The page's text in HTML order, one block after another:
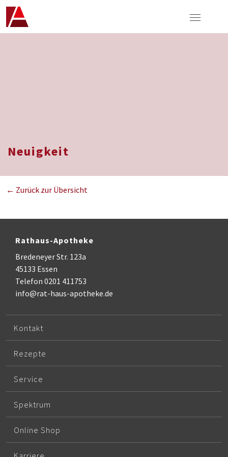
Neuigkeit
← Zurück zur Übersicht
Rathaus-Apotheke
Bredeneyer Str. 123a
45133 Essen
Telefon 0201 411753
info@rat-haus-apotheke.de
Kontakt
Rezepte
Service
Spektrum
Online Shop